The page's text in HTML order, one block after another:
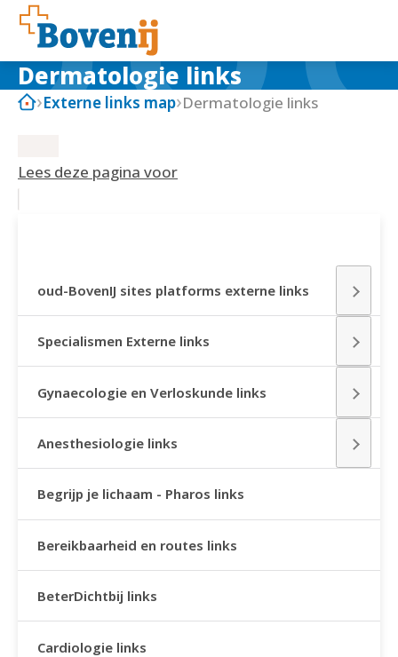
Dermatologie links
oud-BovenIJ sites platforms externe links
Specialismen Externe links
Gynaecologie en Verloskunde links
Anesthesiologie links
Begrijp je lichaam - Pharos links
Bereikbaarheid en routes links
BeterDichtbij links
Cardiologie links
Externe links map Dermatologie links
Lees deze pagina voor